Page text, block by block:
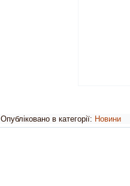
Опубліковано в категорії: Новини